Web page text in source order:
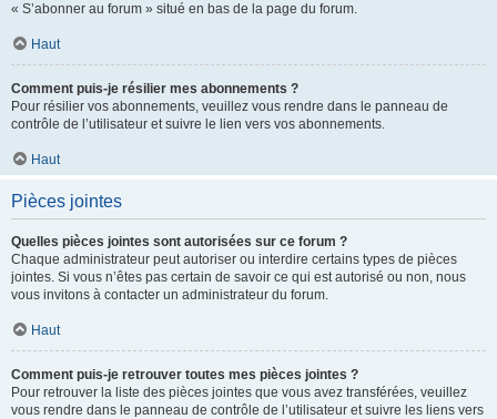
« S’abonner au forum » situé en bas de la page du forum.
Haut
Comment puis-je résilier mes abonnements ?
Pour résilier vos abonnements, veuillez vous rendre dans le panneau de
contrôle de l’utilisateur et suivre le lien vers vos abonnements.
Haut
Pièces jointes
Quelles pièces jointes sont autorisées sur ce forum ?
Chaque administrateur peut autoriser ou interdire certains types de pièces
jointes. Si vous n’êtes pas certain de savoir ce qui est autorisé ou non, nous
vous invitons à contacter un administrateur du forum.
Haut
Comment puis-je retrouver toutes mes pièces jointes ?
Pour retrouver la liste des pièces jointes que vous avez transférées, veuillez
vous rendre dans le panneau de contrôle de l’utilisateur et suivre les liens vers